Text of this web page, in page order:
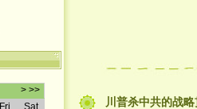
川普杀中共的战